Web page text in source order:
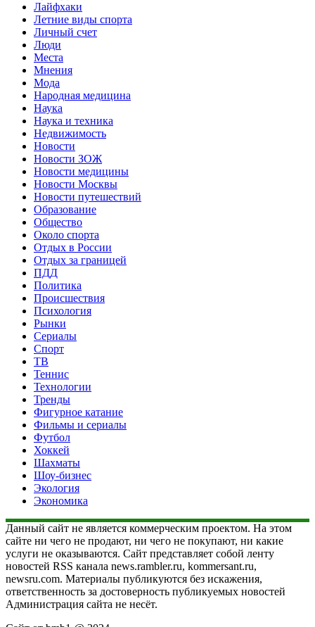
Лайфхаки
Летние виды спорта
Личный счет
Люди
Места
Мнения
Мода
Народная медицина
Наука
Наука и техника
Недвижимость
Новости
Новости ЗОЖ
Новости медицины
Новости Москвы
Новости путешествий
Образование
Общество
Около спорта
Отдых в России
Отдых за границей
ПДД
Политика
Происшествия
Психология
Рынки
Сериалы
Спорт
ТВ
Теннис
Технологии
Тренды
Фигурное катание
Фильмы и сериалы
Футбол
Хоккей
Шахматы
Шоу-бизнес
Экология
Экономика
Данный сайт не является коммерческим проектом. На этом
сайте ни чего не продают, ни чего не покупают, ни какие
услуги не оказываются. Сайт представляет собой ленту
новостей RSS канала news.rambler.ru, kommersant.ru,
newsru.com. Материалы публикуются без искажения,
ответственность за достоверность публикуемых новостей
Администрация сайта не несёт.